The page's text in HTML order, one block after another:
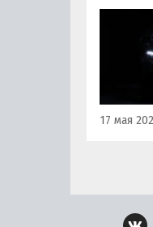
Vito и
чтобы
выходу
17 мая